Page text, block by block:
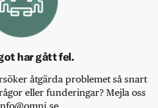
har gått fel.
åtgärda problemet så snart
eller funderingar? Mejla oss